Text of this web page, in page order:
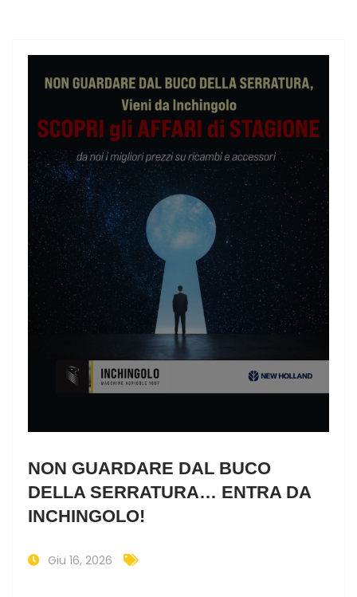
NON GUARDARE DAL BUCO
DELLA SERRATURA… ENTRA DA
INCHINGOLO!
Giu 16, 2026